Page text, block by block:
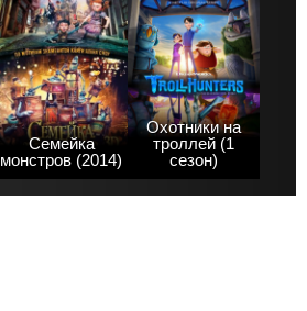
Семейка
монстров (2014)
Охотники на
троллей (1
сезон)